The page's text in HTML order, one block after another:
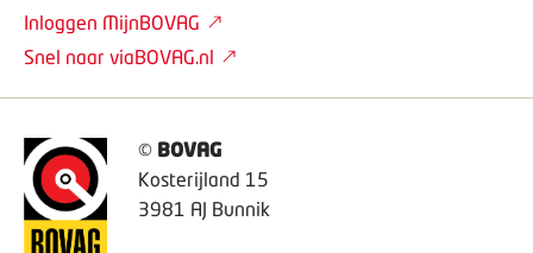
© BOVAG
Kosterijland 15
3981 AJ Bunnik
Inloggen MijnBOVAG
Snel naar viaBOVAG.nl